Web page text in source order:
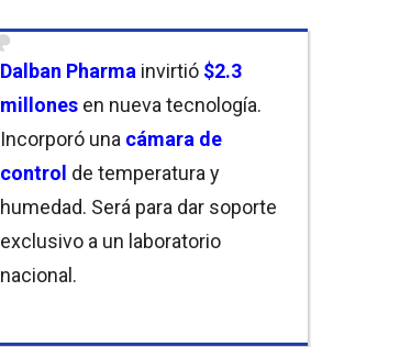
Dalban Pharma invirtió $2.3
millones en nueva tecnología.
Incorporó una cámara de
control de temperatura y
humedad. Será para dar soporte
exclusivo a un laboratorio
nacional.